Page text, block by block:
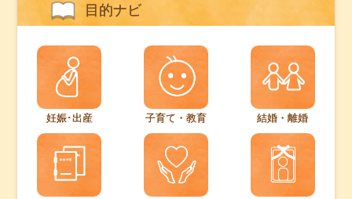
目的ナビ
妊娠･出産 子育て・教育 結婚・離婚